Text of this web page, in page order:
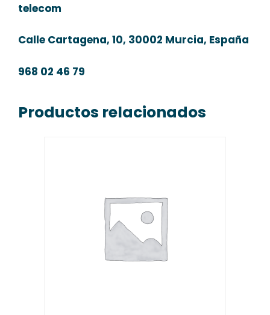
telecom
Calle Cartagena, 10, 30002 Murcia, España
968 02 46 79
Productos relacionados